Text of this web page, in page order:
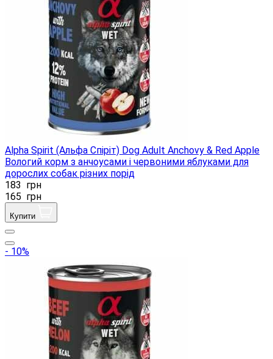
Alpha Spirit (Альфа Спіріт) Dog Adult Anchovy & Red Apple
Вологий корм з анчоусами і червоними яблуками для
дорослих собак різних порід
183 грн
165 грн
Купити
- 10%